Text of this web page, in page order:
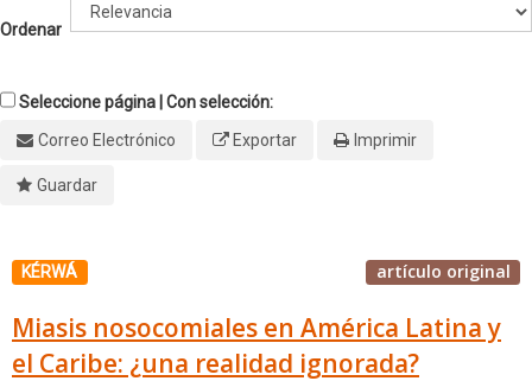
Ordenar
Seleccione página | Con selección:
Correo Electrónico
Exportar Imprimir
Guardar
KÉRWÁ artículo original
Miasis nosocomiales en América Latina y
el Caribe: ¿una realidad ignorada?